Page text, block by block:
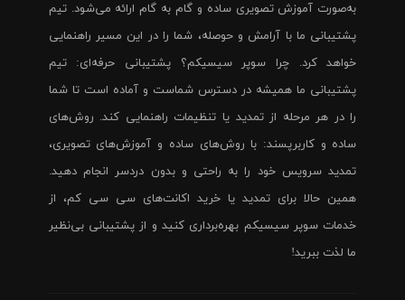
به‌صورت آموزش تصویری ساده و گام به گام ارائه می‌شود. تیم
پشتیبانی ما با آرامش و حوصله، شما را در این مسیر راهنمایی
خواهد کرد. چرا سوپر سیسیکم؟ پشتیبانی حرفه‌ای: تیم
پشتیبانی ما همیشه در دسترس شماست و آماده است تا شما
را در هر مرحله از تمدید یا تنظیمات راهنمایی کند. روش‌های
ساده و کاربرپسند: با روش‌های ساده و آموزش‌های تصویری،
تمدید سرویس خود را به راحتی و بدون دردسر انجام دهید.
همین حالا برای تمدید یا خرید اکانت‌های سی سی کم، از
خدمات سوپر سیسیکم بهره‌برداری کنید و از پشتیبانی بی‌نظیر
ما لذت ببرید!